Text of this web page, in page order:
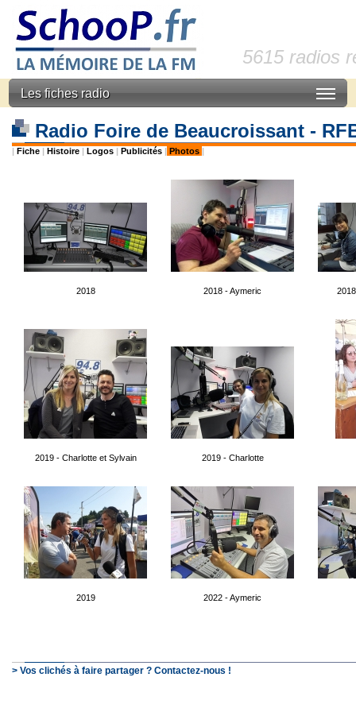
5615 radios
Les fiches radio
Radio Foire de Beaucroissant -
| Fiche | Histoire | Logos | Publicités | Photos |
2018 2018 - Aymeric
2019 - Charlotte et Sylvain 2019 - Charlotte
2019 2022 - Aymeric
> Vos clichés à faire partager ? Contactez-nous !